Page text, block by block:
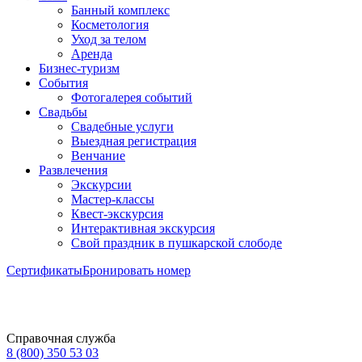
Банный комплекс
Косметология
Уход за телом
Аренда
Бизнес-туризм
События
Фотогалерея событий
Свадьбы
Свадебные услуги
Выездная регистрация
Венчание
Развлечения
Экскурсии
Мастер-классы
Квест-экскурсия
Интерактивная экскурсия
Свой праздник в пушкарской слободе
СертификатыБронировать номер
Справочная служба
8 (800) 350 53 03